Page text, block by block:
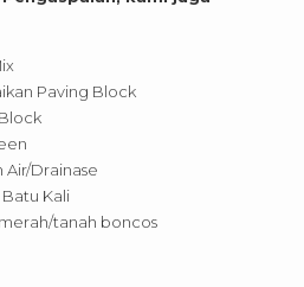
Paving Block
Drainase
Kali
tanah boncos